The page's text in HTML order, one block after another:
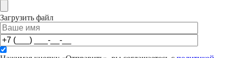
Загрузить файл